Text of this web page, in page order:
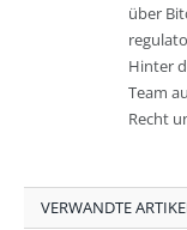
über
Hinter
Team
Recht
VERWANDTE